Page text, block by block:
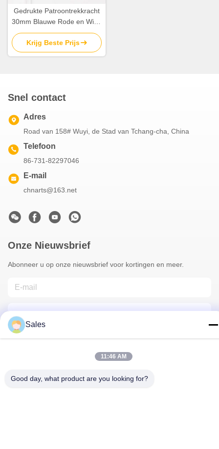
Gedrukte Patroontrekkracht
30mm Blauwe Rode en Witte
Gestreepte Kerstmisbogen
van het Satijnlint
Krijg Beste Prijs
Snel contact
Adres
Road van 158# Wuyi, de Stad van Tchang-cha, China
Telefoon
86-731-82297046
E-mail
chnarts@163.net
Onze Nieuwsbrief
Abonneer u op onze nieuwsbrief voor kortingen en meer.
Sales
11:46 AM
Good day, what product are you looking for?